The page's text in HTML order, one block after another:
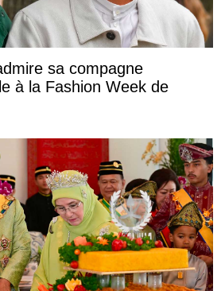
sa compagne
à la Fashion Week de